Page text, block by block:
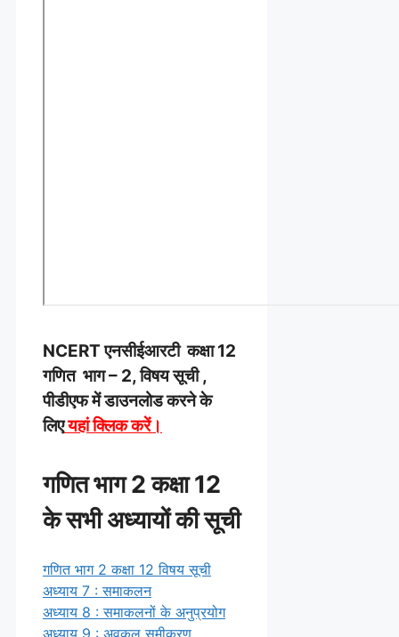
NCERT एनसीईआरटी कक्षा 12
गणित भाग – 2, विषय सूची ,
पीडीएफ में डाउनलोड करने के
लिएयहां क्लिक करें।
गणित भाग 2 कक्षा 12
के सभी अध्यायों की सूची
गणित भाग 2 कक्षा 12 विषय सूची
अध्याय 7 : समाकलन
अध्याय 8 : समाकलनों के अनुप्रयोग
अध्याय 9 : अवकल समीकरण